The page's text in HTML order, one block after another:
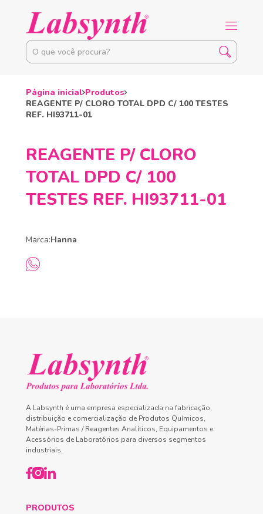
Página inicial Produtos
REAGENTE P/ CLORO TOTAL DPD C/ 100 TESTES
REF. HI93711-01
REAGENTE P/ CLORO
TOTAL DPD C/ 100
TESTES REF. HI93711-01
Marca:Hanna
A Labsynth é uma empresa especializada na fabricação,
distribuição e comercialização de Produtos Químicos,
Matérias-Primas / Reagentes Analíticos, Equipamentos e
Acessórios de Laboratórios para diversos segmentos
industriais.
PRODUTOS